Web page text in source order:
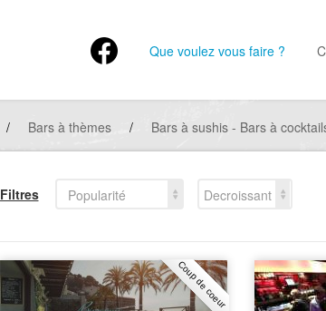
Que voulez vous faire ?
/ Bars à thèmes / Bars à sushis - Bars à
Filtres Popularité
Decroissant
Coup de coeur